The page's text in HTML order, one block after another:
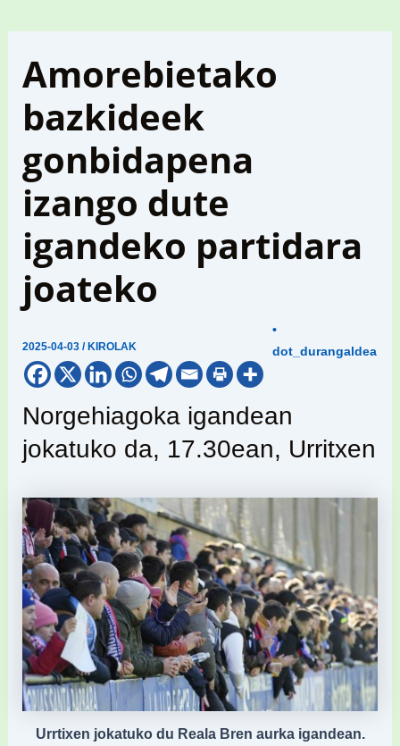
Amorebietako
bazkideek
gonbidapena
izango dute
igandeko partidara
joateko
2025-04-03/ KIROLAK
•
dot_durangaldea
Norgehiagoka igandean
jokatuko da, 17.30ean, Urritxen
Urrtixen jokatuko du Reala Bren aurka igandean.